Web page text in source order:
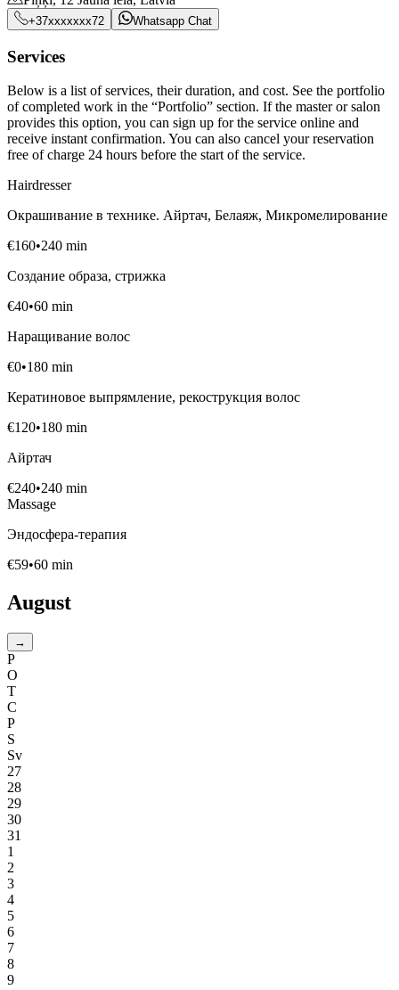
+37xxxxxxx72 Whatsapp Chat
Services
Below is a list of services, their duration, and cost. See the portfolio
of completed work in the “Portfolio” section. If the master or salon
provides this option, you can sign up for the service online and
receive instant confirmation. You can also cancel your reservation
free of charge 24 hours before the start of the service.
Hairdresser
Окрашивание в технике. Айртач, Белаяж, Микромелирование
€160•240 min
Создание образа, стрижка
€40•60 min
Наращивание волос
€0•180 min
Кератиновое выпрямление, рекострукция волос
€120•180 min
Айртач
€240•240 min
Massage
Эндосфера-терапия
€59•60 min
August
→
P
O
T
C
P
S
Sv
27
28
29
30
31
1
2
3
4
5
6
7
8
9